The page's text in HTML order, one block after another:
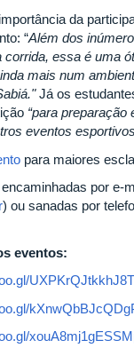
da
“Além dos
corrida, essa é uma
mais num
Já os
“para preparação
eventos
para maiores
por e-
) ou sanadas por
eventos: